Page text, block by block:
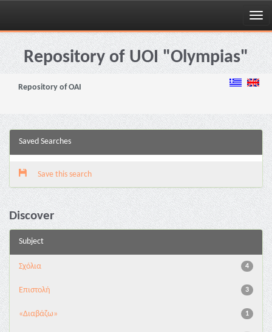
Skip
navigationRepository of UOI "Olympias"
Repository of OAI
Saved Searches
Save this search
Discover
Subject
4
Σχόλια
3
Επιστολή
1
«Διαβάζω»